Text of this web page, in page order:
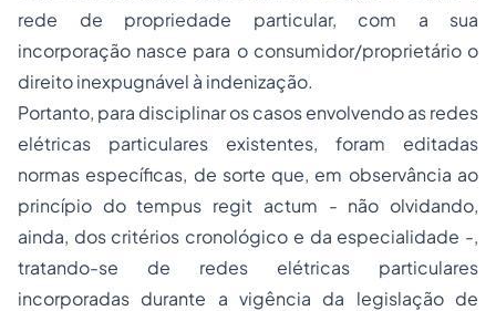
rede de propriedade particular, com a sua
incorporação nasce para o consumidor/proprietário o
direito inexpugnável à indenização.
Portanto, para disciplinar os casos envolvendo as redes
elétricas particulares existentes, foram editadas
normas específicas, de sorte que, em observância ao
princípio dotempus regit actum - não olvidando,
ainda, dos critérios cronológico e da especialidade -,
tratando-se de redes elétricas particulares
incorporadas durante a vigência da legislação de